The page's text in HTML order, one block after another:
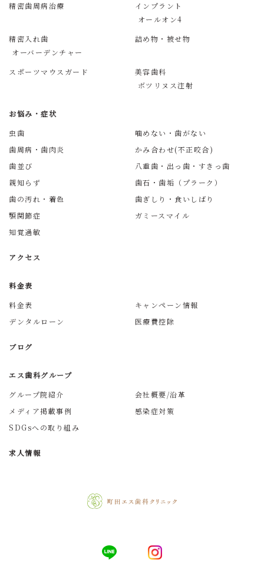
精密歯周病治療
インプラント
オールオン4
精密入れ歯
オーバーデンチャー
詰め物・被せ物
スポーツマウスガード
美容歯科
ボツリヌス注射
お悩み・症状
虫歯
噛めない・歯がない
歯周病・歯肉炎
かみ合わせ(不正咬合)
歯並び
八重歯・出っ歯・すきっ歯
親知らず
歯石・歯垢（プラーク）
歯の汚れ・着色
歯ぎしり・食いしばり
顎関節症
ガミースマイル
知覚過敏
アクセス
料金表
料金表
キャンペーン情報
デンタルローン
医療費控除
ブログ
エス歯科グループ
グループ院紹介
会社概要/沿革
メディア掲載事例
感染症対策
SDGsへの取り組み
求人情報